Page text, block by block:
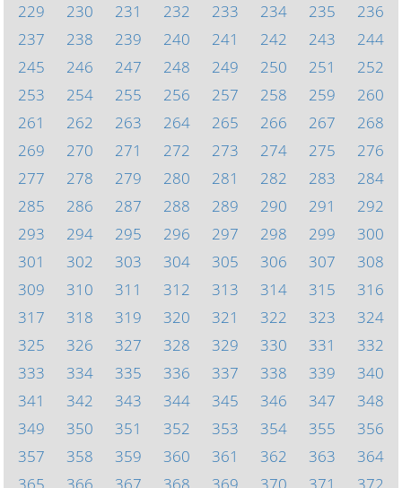
229
230 231 232 233 234 235
236
237
238 239 240 241 242 243
244
245
246 247 248 249 250 251
252
253
254 255 256 257 258 259
260
261
262 263 264 265 266 267
268
269
270 271 272 273 274 275
276
277
278 279 280 281 282 283
284
285
286 287 288 289 290 291
292
293
294 295 296 297 298 299
300
301
302 303 304 305 306 307
308
309
310 311 312 313 314 315
316
317
318 319 320 321 322 323
324
325
326 327 328 329 330 331
332
333
334 335 336 337 338 339
340
341
342 343 344 345 346 347
348
349
350 351 352 353 354 355
356
357
358 359 360 361 362 363
364